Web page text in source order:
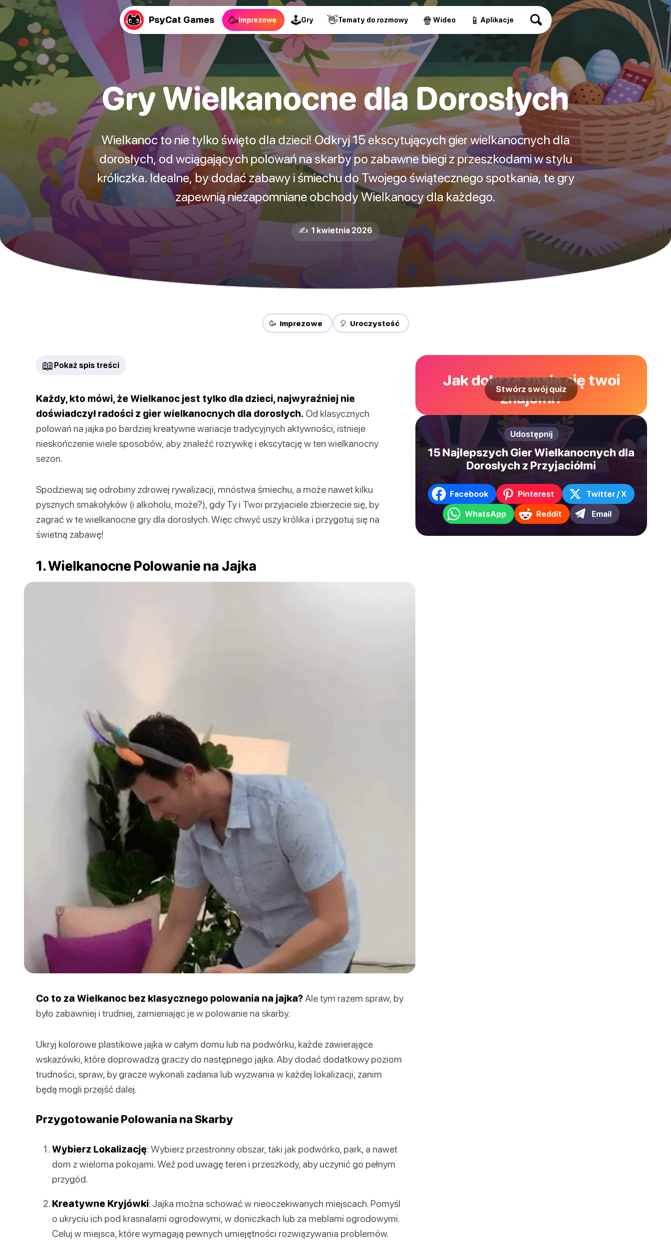
PsyCat Games 🥳Imprezowe 🕹Gry 👋Tematy do rozmowy 🍿 Wideo 📱 Aplikacje
Gry Wielkanocne dla Dorosłych
Wielkanoc to nie tylko święto dla dzieci! Odkryj 15 ekscytujących gier wielkanocnych dla
dorosłych, od wciągających polowań na skarby po zabawne biegi z przeszkodami w stylu
króliczka. Idealne, by dodać zabawy i śmiechu do Twojego świątecznego spotkania, te gry
zapewnią niezapomniane obchody Wielkanocy dla każdego.
✍️ 1 kwietnia 2026
🥳 Imprezowe 🎈 Uroczystość
📖 Pokaż spis treści
Każdy, kto mówi, że Wielkanoc jest tylko dla dzieci, najwyraźniej nie
doświadczył radości z gier wielkanocnych dla dorosłych. Od klasycznych
polowań na jajka po bardziej kreatywne wariacje tradycyjnych aktywności, istnieje
nieskończenie wiele sposobów, aby znaleźć rozrywkę i ekscytację w ten wielkanocny
sezon.
Spodziewaj się odrobiny zdrowej rywalizacji, mnóstwa śmiechu, a może nawet kilku
pysznych smakołyków (i alkoholu, może?), gdy Ty i Twoi przyjaciele zbierzecie się, by
zagrać w te wielkanocne gry dla dorosłych. Więc chwyć uszy królika i przygotuj się na
świetną zabawę!
1. Wielkanocne Polowanie na Jajka
Co to za Wielkanoc bez klasycznego polowania na jajka?Ale tym razem spraw, by
było zabawniej i trudniej, zamieniając je w polowanie na skarby.
Ukryj kolorowe plastikowe jajka w całym domu lub na podwórku, każde zawierające
wskazówki, które doprowadzą graczy do następnego jajka. Aby dodać dodatkowy poziom
trudności, spraw, by gracze wykonali zadania lub wyzwania w każdej lokalizacji, zanim
będą mogli przejść dalej.
Przygotowanie Polowania na Skarby
Wybierz Lokalizację: Wybierz przestronny obszar, taki jak podwórko, park, a nawet
dom z wieloma pokojami. Weź pod uwagę teren i przeszkody, aby uczynić go pełnym
przygód.
Kreatywne Kryjówki: Jajka można schować w nieoczekiwanych miejscach. Pomyśl
o ukryciu ich pod krasnalami ogrodowymi, w doniczkach lub za meblami ogrodowymi.
Celuj w miejsca, które wymagają pewnych umiejętności rozwiązywania problemów.
Jak dobrze znają cię twoi
znajomi?
Stwórz swój quiz
Udostępnij
15 Najlepszych Gier Wielkanocnych dla
Dorosłych z Przyjaciółmi
Facebook Pinterest Twitter / X
WhatsApp Reddit Email